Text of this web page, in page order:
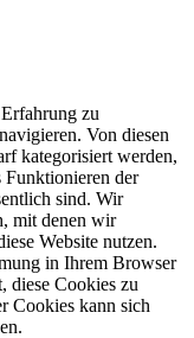
zu
Von diesen
kategorisiert werden,
Funktionieren der
sind. Wir
mit denen wir
Website nutzen.
in Ihrem Browser
diese Cookies zu
Cookies kann sich